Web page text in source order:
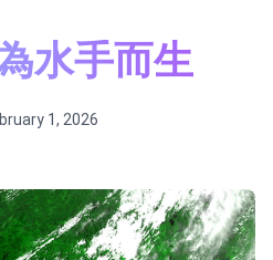
水手而生
1, 2026